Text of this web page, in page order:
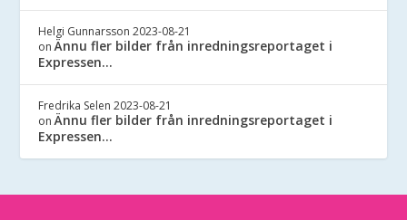
Helgi Gunnarsson 2023-08-21
onÄnnu fler bilder från inredningsreportaget i
Expressen…
Fredrika Selen 2023-08-21
onÄnnu fler bilder från inredningsreportaget i
Expressen…